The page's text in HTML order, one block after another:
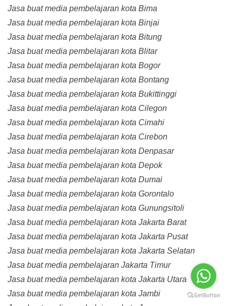
Jasa buat media pembelajaran kota Bima
Jasa buat media pembelajaran kota Binjai
Jasa buat media pembelajaran kota Bitung
Jasa buat media pembelajaran kota Blitar
Jasa buat media pembelajaran kota Bogor
Jasa buat media pembelajaran kota Bontang
Jasa buat media pembelajaran kota Bukittinggi
Jasa buat media pembelajaran kota Cilegon
Jasa buat media pembelajaran kota Cimahi
Jasa buat media pembelajaran kota Cirebon
Jasa buat media pembelajaran kota Denpasar
Jasa buat media pembelajaran kota Depok
Jasa buat media pembelajaran kota Dumai
Jasa buat media pembelajaran kota Gorontalo
Jasa buat media pembelajaran kota Gunungsitoli
Jasa buat media pembelajaran kota Jakarta Barat
Jasa buat media pembelajaran kota Jakarta Pusat
Jasa buat media pembelajaran kota Jakarta Selatan
Jasa buat media pembelajaran Jakarta Timur
Jasa buat media pembelajaran kota Jakarta Utara
Jasa buat media pembelajaran kota Jambi